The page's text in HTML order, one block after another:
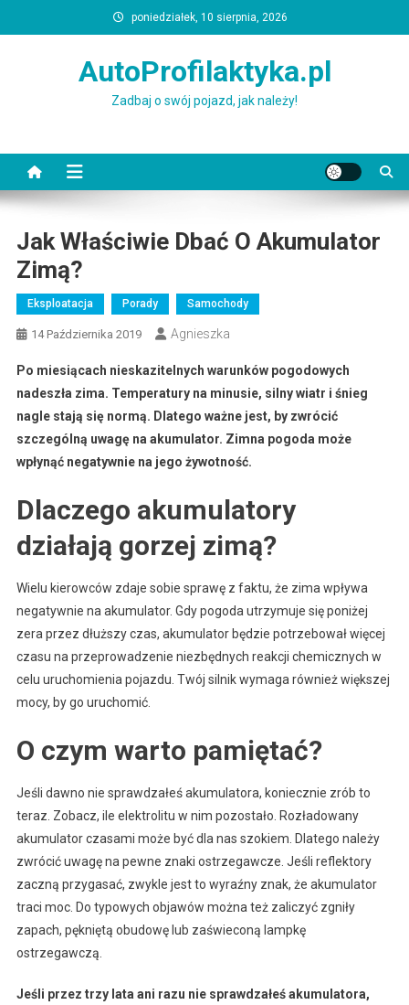
to
poniedziałek, 10 sierpnia, 2026
AutoProfilaktyka.pl
Zadbaj o swój pojazd, jak należy!
Jak Właściwie Dbać O Akumulator
Zimą?
Eksploatacja Porady Samochody
14 Października 2019 Agnieszka
Po miesiącach nieskazitelnych warunków pogodowych
nadeszła zima. Temperatury na minusie, silny wiatr i śnieg
nagle stają się normą. Dlatego ważne jest, by zwrócić
szczególną uwagę na akumulator. Zimna pogoda może
wpłynąć negatywnie na jego żywotność.
Dlaczego akumulatory
działają gorzej zimą?
Wielu kierowców zdaje sobie sprawę z faktu, że zima wpływa
negatywnie na akumulator. Gdy pogoda utrzymuje się poniżej
zera przez dłuższy czas, akumulator będzie potrzebował więcej
czasu na przeprowadzenie niezbędnych reakcji chemicznych w
celu uruchomienia pojazdu. Twój silnik wymaga również większej
mocy, by go uruchomić.
O czym warto pamiętać?
Jeśli dawno nie sprawdzałeś akumulatora, koniecznie zrób to
teraz. Zobacz, ile elektrolitu w nim pozostało. Rozładowany
akumulator czasami może być dla nas szokiem. Dlatego należy
zwrócić uwagę na pewne znaki ostrzegawcze. Jeśli reflektory
zaczną przygasać, zwykle jest to wyraźny znak, że akumulator
traci moc. Do typowych objawów można też zaliczyć zgniły
zapach, pękniętą obudowę lub zaświeconą lampkę
ostrzegawczą.
Jeśli przez trzy lata ani razu nie sprawdzałeś akumulatora,